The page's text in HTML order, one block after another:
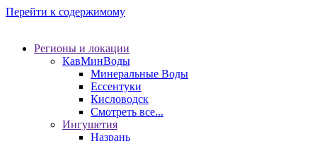
Перейти к содержимому
Регионы и локации
КавМинВоды
Минеральные Воды
Ессентуки
Кисловодск
Смотреть все...
Ингушетия
Назрань